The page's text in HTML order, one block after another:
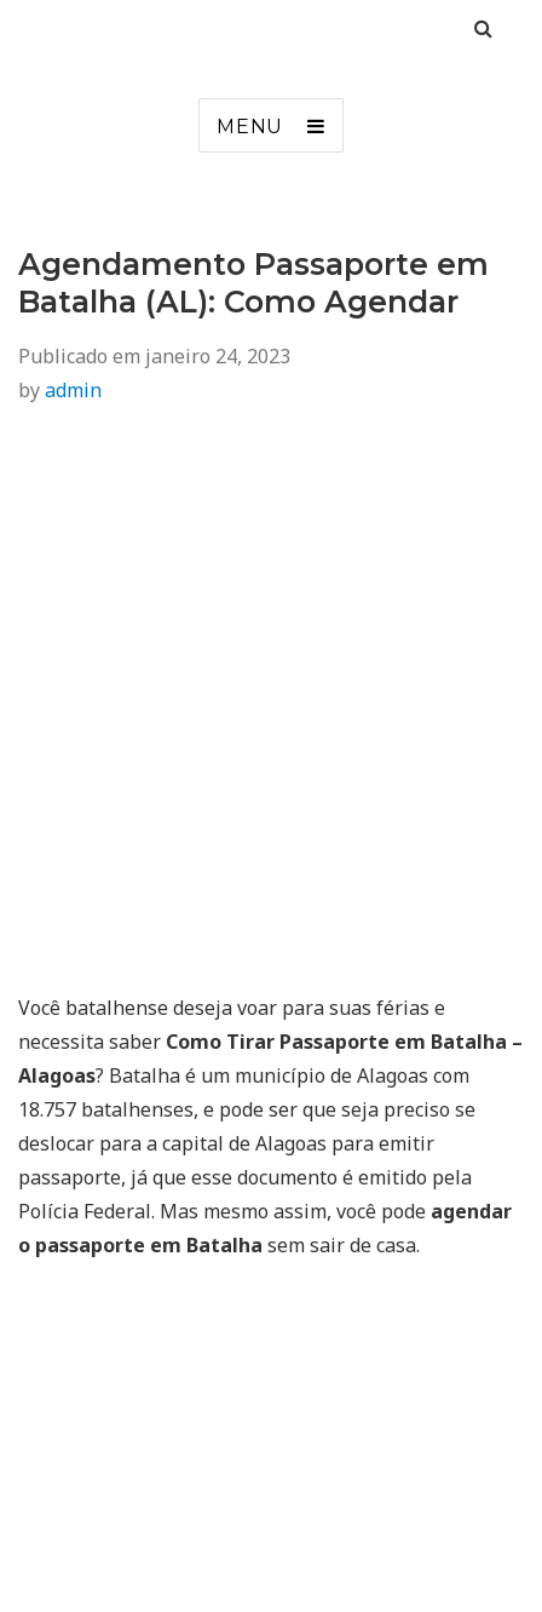
MENU
Agendamento Passaporte em
Batalha (AL): Como Agendar
Publicado em janeiro 24, 2023
byadmin
Você batalhense deseja voar para suas férias e
necessita saber Como Tirar Passaporte em Batalha –
Alagoas? Batalha é um município de Alagoas com
18.757 batalhenses, e pode ser que seja preciso se
deslocar para a capital de Alagoas para emitir
passaporte, já que esse documento é emitido pela
Polícia Federal. Mas mesmo assim, você pode agendar
o passaporte em Batalha sem sair de casa.